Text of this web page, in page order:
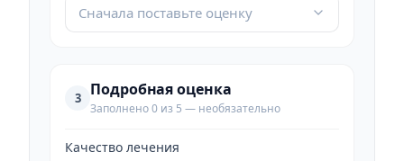
Сначала поставьте оценку
3 Подробная оценка
Заполнено 0 из 5 — необязательно
Качество лечения